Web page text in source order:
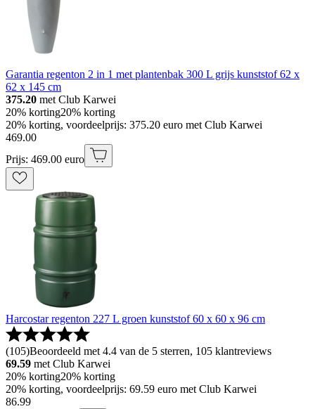
Garantia regenton 2 in 1 met plantenbak 300 L grijs kunststof 62 x
62 x 145 cm
375.20 met Club Karwei
20% korting20% korting
20% korting, voordeelprijs: 375.20 euro met Club Karwei
469.00
Prijs: 469.00 euro
Harcostar regenton 227 L groen kunststof 60 x 60 x 96 cm
(105)Beoordeeld met 4.4 van de 5 sterren, 105 klantreviews
69.59 met Club Karwei
20% korting20% korting
20% korting, voordeelprijs: 69.59 euro met Club Karwei
86.99